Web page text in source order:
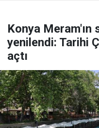
Konya Meram'ın
yenilendi: Tarihi
açtı